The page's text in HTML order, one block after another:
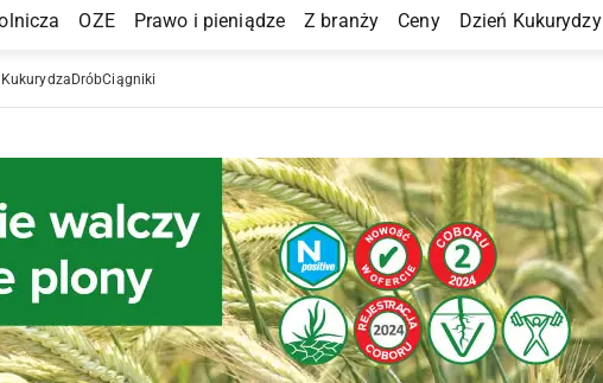
Main Navigation
OZE Prawo i pieniądze Z branży Ceny Dzień
Kukurydza DróbCiągniki